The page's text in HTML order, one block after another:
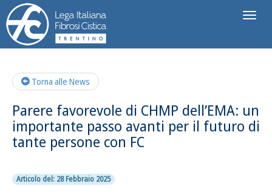
Torna alle News
Parere favorevole di CHMP dell’EMA: un
importante passo avanti per il futuro di
tante persone con FC
Articolo del: 28 Febbraio 2025